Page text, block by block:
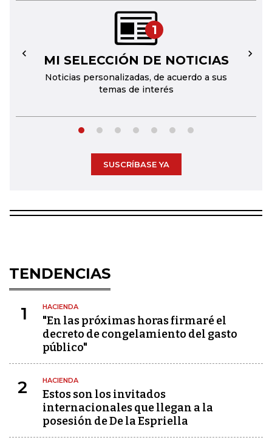
1
MI SELECCIÓN DE NOTICIAS
Noticias personalizadas, de acuerdo a sus
temas de interés
← →
SUSCRÍBASE YA
TENDENCIAS
1 HACIENDA
"En las próximas horas firmaré el
decreto de congelamiento del gasto
público"
2 HACIENDA
Estos son los invitados
internacionales que llegan a la
posesión de De la Espriella